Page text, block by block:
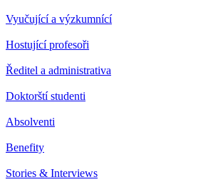
Vyučující a výzkumnící
Hostující profesoři
Ředitel a administrativa
Doktorští studenti
Absolventi
Benefity
Stories & Interviews